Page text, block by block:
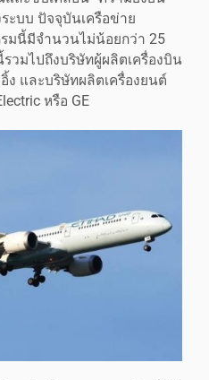
ะบบ ปัจจุบันเครือข่าย
มนี้มีจำนวนไม่น้อยกว่า 25
วมไปถึงบริษัทผู้ผลิตเครื่องบิน
ง และบริษัทผลิตเครื่องยนต์
หรือ GE